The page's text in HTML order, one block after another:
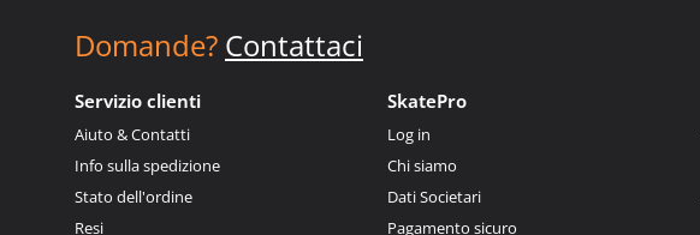
Domande? Contattaci
Servizio clienti
Aiuto & Contatti
Info sulla spedizione
Stato dell'ordine
Resi
SkatePro
Log in
Chi siamo
Dati Societari
Pagamento sicuro